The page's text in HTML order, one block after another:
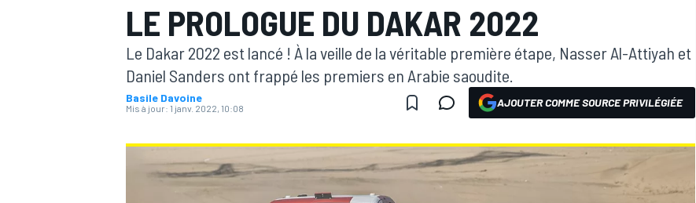
LE PROLOGUE DU DAKAR 2022
Le Dakar 2022 est lancé ! À la veille de la véritable première étape, Nasser Al-Attiyah et
Daniel Sanders ont frappé les premiers en Arabie saoudite.
Basile Davoine
Mis à jour: 1 janv. 2022, 10:08 AJOUTER COMME SOURCE PRIVILÉGIÉE